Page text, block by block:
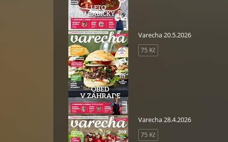
Varecha 20.5.2026
75 Kč
Varecha 28.4.2026
75 Kč